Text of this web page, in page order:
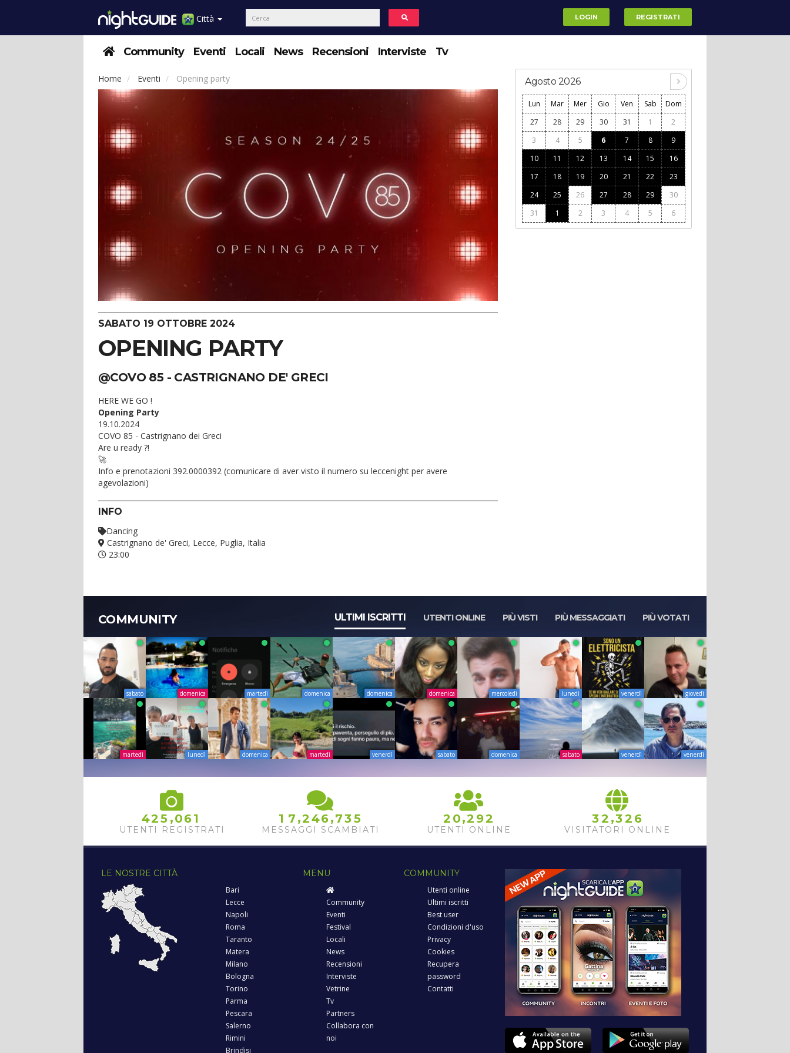
Città LOGIN REGISTRATI
Community Eventi Locali News Recensioni Interviste Tv
Home Eventi Opening party
SABATO 19 OTTOBRE 2024
OPENING PARTY
@COVO 85 - CASTRIGNANO DE' GRECI
HERE WE GO !
Opening Party
19.10.2024
COVO 85 - Castrignano dei Greci
Are u ready ?!
🚀
Info e prenotazioni 392.0000392 (comunicare di aver visto il numero su leccenight per avere
agevolazioni)
INFO
Dancing
Castrignano de' Greci, Lecce, Puglia, Italia
23:00
Agosto 2026
Lun Mar Mer Gio Ven Sab
Dom
27
28 29 30 31 1
2
3
4 5 6 7 8
9
10
11 12 13 14 15
16
17
18 19 20 21 22
23
24
25 26 27 28 29
30
31
1 2 3 4 5 6
COMMUNITY ULTIMI ISCRITTI UTENTI ONLINE PIÙ VISTI PIÙ MESSAGGIATI PIÙ VOTATI
sabato domenica martedì domenica domenica domenica mercoledì lunedì venerdì giovedì
martedì lunedì domenica martedì venerdì sabato domenica sabato venerdì venerdì
425 ,061
UTENTI REGISTRATI
1 7 ,246,735
MESSAGGI SCAMBIATI
2 0,2 92
UTENTI ONLINE
32 ,32 6
VISITATORI ONLINE
LE NOSTRE CITTÀ
Bari
Lecce
Napoli
Roma
Taranto
Matera
Milano
Bologna
Torino
Parma
Pescara
Salerno
Rimini
Brindisi
MENU
Community
Eventi
Festival
Locali
News
Recensioni
Interviste
Vetrine
Tv
Partners
Collabora con
noi
COMMUNITY
Utenti online
Ultimi iscritti
Best user
Condizioni d'uso
Privacy
Cookies
Recupera
password
Contatti